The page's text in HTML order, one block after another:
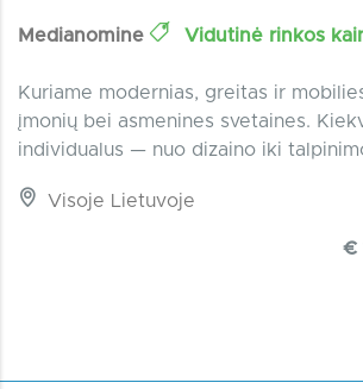
Medianomine Vidutinė rinkos
Kuriame modernias, greitas ir
įmonių bei asmenines svetaines.
individualus — nuo dizaino iki
Visoje Lietuvoje
€